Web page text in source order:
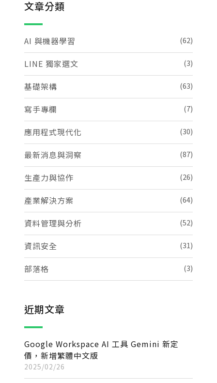
文章分類
AI 與機器學習 (62)
LINE 獨家選文 (3)
基礎架構 (63)
寫手專欄 (7)
應用程式現代化 (30)
最新消息與洞察 (87)
生產力與協作 (26)
產業解決方案 (64)
資料管理與分析 (52)
資訊安全 (31)
部落格 (3)
近期文章
Google Workspace AI 工具 Gemini 新定
價，新增繁體中文版
2025/02/26